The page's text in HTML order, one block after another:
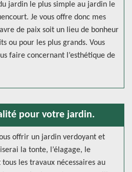
jardin le plus simple au jardin le
Je vous offre donc mes
de paix soit un lieu de bonheur
ou pour les plus grands. Vous
faire concernant l’esthétique de
pour votre jardin.
offrir un jardin verdoyant et
la tonte, l’élagage, le
les travaux nécessaires au